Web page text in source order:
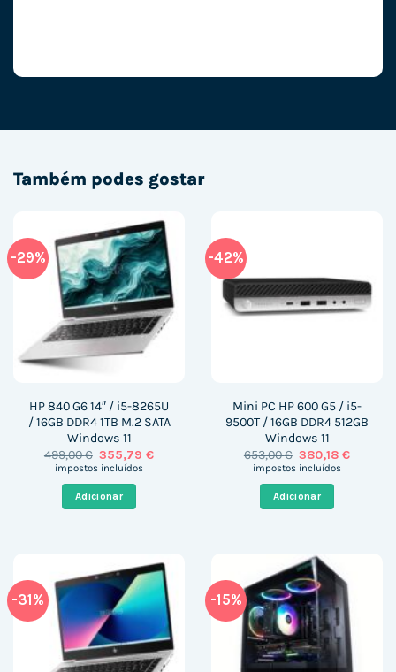
Também podes gostar
-29%
HP 840 G6 14″ / i5-8265U
/ 16GB DDR4 1TB M.2 SATA
Windows 11
499,00€ O
preço
era:
499,00 €.
355,79€O
impostos incluídos
Adicionar
-42%
Mini PC HP 600 G5 / i5-
9500T / 16GB DDR4 512GB
Windows 11
653,00€ O
preço
era:
653,00 €.
380,18€O
impostos incluídos
Adicionar
-31% -15%